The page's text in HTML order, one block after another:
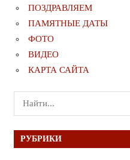
ПОЗДРАВЛЯЕМ
ПАМЯТНЫЕ ДАТЫ
ФОТО
ВИДЕО
КАРТА САЙТА
Поиск
для:
РУБРИКИ